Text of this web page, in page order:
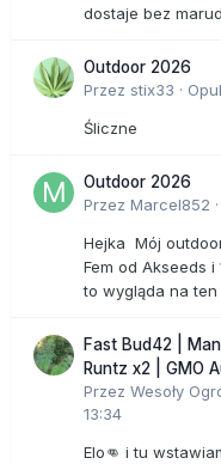
dostaje bez
Outdoor 2026
Przez stix33 ·
Śliczne
Outdoor 2026
Przez Marcel852 ·
Hejka Mój
Fem od Akseeds i
to wygląda na
Fast Bud42 |
Runtz x2 | GMO
Przez Wesoły
13:34
Elo👊 i tu